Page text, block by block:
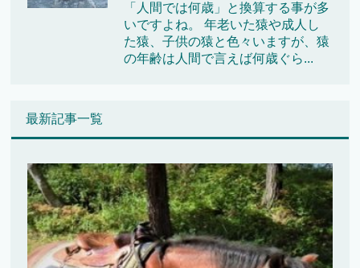
「人間では何歳」と換算する事が多
いですよね。 年老いた猿や成人し
た猿、子供の猿と色々いますが、猿
の年齢は人間で言えば何歳ぐら...
最新記事一覧